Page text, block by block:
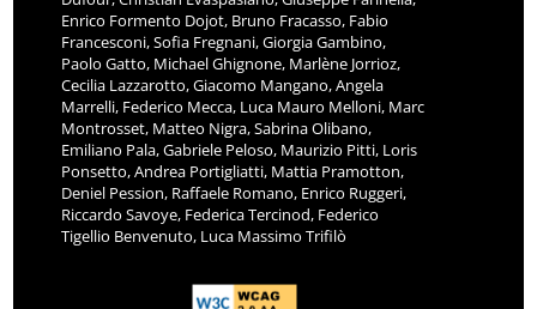
Enrico Formento Dojot, Bruno Fracasso, Fabio
Francesconi, Sofia Fregnani, Giorgia Gambino,
Paolo Gatto, Michael Ghignone, Marlène Jorrioz,
Cecilia Lazzarotto, Giacomo Mangano, Angela
Marrelli, Federico Mecca, Luca Mauro Melloni, Marc
Montrosset, Matteo Nigra, Sabrina Olibano,
Emiliano Pala, Gabriele Peloso, Maurizio Pitti, Loris
Ponsetto, Andrea Portigliatti, Mattia Pramotton,
Deniel Pession, Raffaele Romano, Enrico Ruggeri,
Riccardo Savoye, Federica Tercinod, Federico
Tigellio Benvenuto, Luca Massimo Trifilò